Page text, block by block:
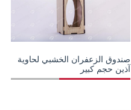
صندوق الزعفران الخشبي لحاوية
آذين حجم کبیر